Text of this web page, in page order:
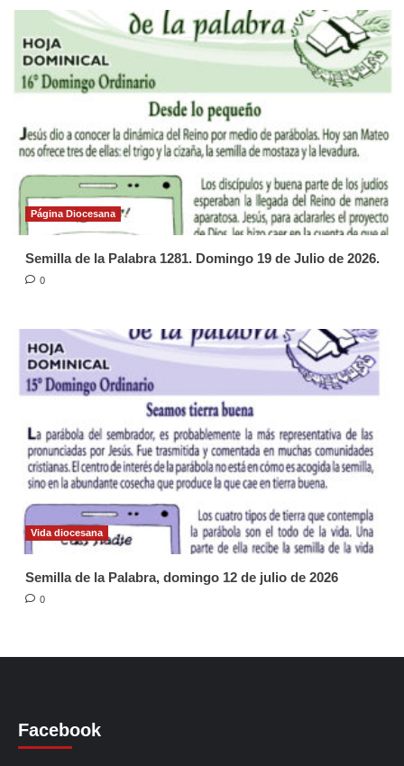
Página Diocesana
Semilla de la Palabra 1281. Domingo 19 de Julio de 2026.
0
Vida diocesana
Semilla de la Palabra, domingo 12 de julio de 2026
0
Facebook